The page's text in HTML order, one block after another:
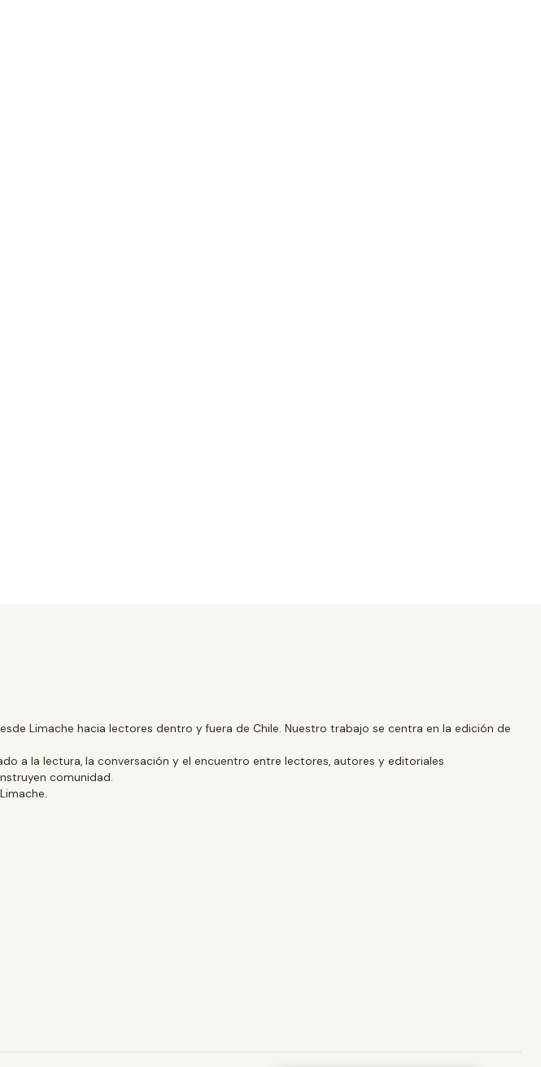
Limache hacia lectores dentro y fuera de Chile. Nuestro trabajo se centra en la edición de
a la lectura, la conversación y el encuentro entre lectores, autores y editoriales
comunidad.